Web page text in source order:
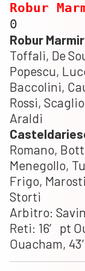
Robur
0
Robur
Toffali, De
Popescu,
Baccolini,
Rossi,
Araldi
Romano,
Menegollo,
Frigo,
Storti
Arbitro: Savin
Reti: 16′ pt
Ouacham,